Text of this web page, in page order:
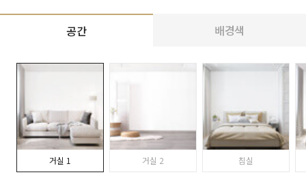
공간 배경색
거실 1 거실 2 침실